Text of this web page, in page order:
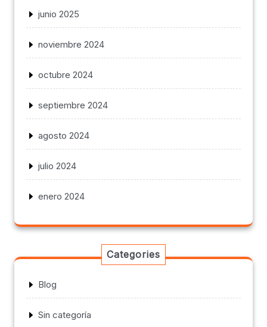
junio 2025
noviembre 2024
octubre 2024
septiembre 2024
agosto 2024
julio 2024
enero 2024
Categories
Blog
Sin categoría